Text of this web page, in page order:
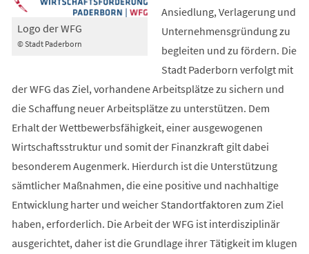
© Stadt Paderborn
Logo der WFG
Ansiedlung, Verlagerung und
Unternehmensgründung zu
begleiten und zu fördern. Die
Stadt Paderborn verfolgt mit
der WFG das Ziel, vorhandene Arbeitsplätze zu sichern und
die Schaffung neuer Arbeitsplätze zu unterstützen. Dem
Erhalt der Wettbewerbsfähigkeit, einer ausgewogenen
Wirtschaftsstruktur und somit der Finanzkraft gilt dabei
besonderem Augenmerk. Hierdurch ist die Unterstützung
sämtlicher Maßnahmen, die eine positive und nachhaltige
Entwicklung harter und weicher Standortfaktoren zum Ziel
haben, erforderlich. Die Arbeit der WFG ist interdisziplinär
ausgerichtet, daher ist die Grundlage ihrer Tätigkeit im klugen